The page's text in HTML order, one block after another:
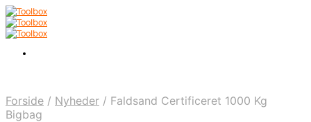
Forside / Nyheder / Faldsand Certificeret 1000 Kg
Bigbag